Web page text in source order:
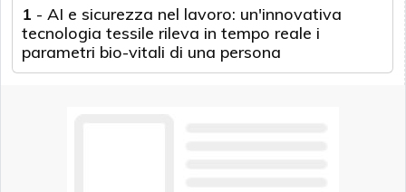
1 - AI e sicurezza nel lavoro: un'innovativa
tecnologia tessile rileva in tempo reale i
parametri bio-vitali di una persona